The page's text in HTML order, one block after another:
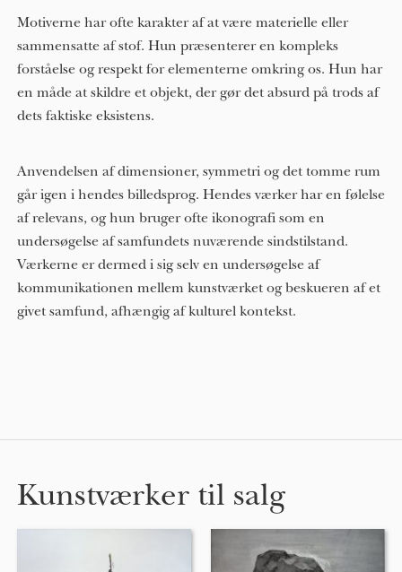
Motiverne har ofte karakter af at være materielle eller
sammensatte af stof. Hun præsenterer en kompleks
forståelse og respekt for elementerne omkring os. Hun har
en måde at skildre et objekt, der gør det absurd på trods af
dets faktiske eksistens.
Anvendelsen af ​​dimensioner, symmetri og det tomme rum
går igen i hendes billedsprog. Hendes værker har en følelse
af relevans, og hun bruger ofte ikonografi som en
undersøgelse af samfundets nuværende sindstilstand.
Værkerne er dermed i sig selv en undersøgelse af
kommunikationen mellem kunstværket og beskueren af ​​et
givet samfund, afhængig af kulturel kontekst.
Kunstværker til salg